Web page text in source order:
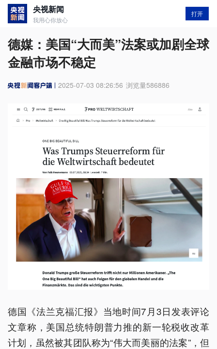
央视新闻
我用心你放心
打开
德媒：美国“大而美”法案或加剧全球
金融市场不稳定
2025-07-03 08:26:56 浏览量586886
德国《法兰克福汇报》当地时间7月3日发表评论
文章称，美国总统特朗普力推的新一轮税收改革
计划，虽然被其团队称为“伟大而美丽的法案”，但